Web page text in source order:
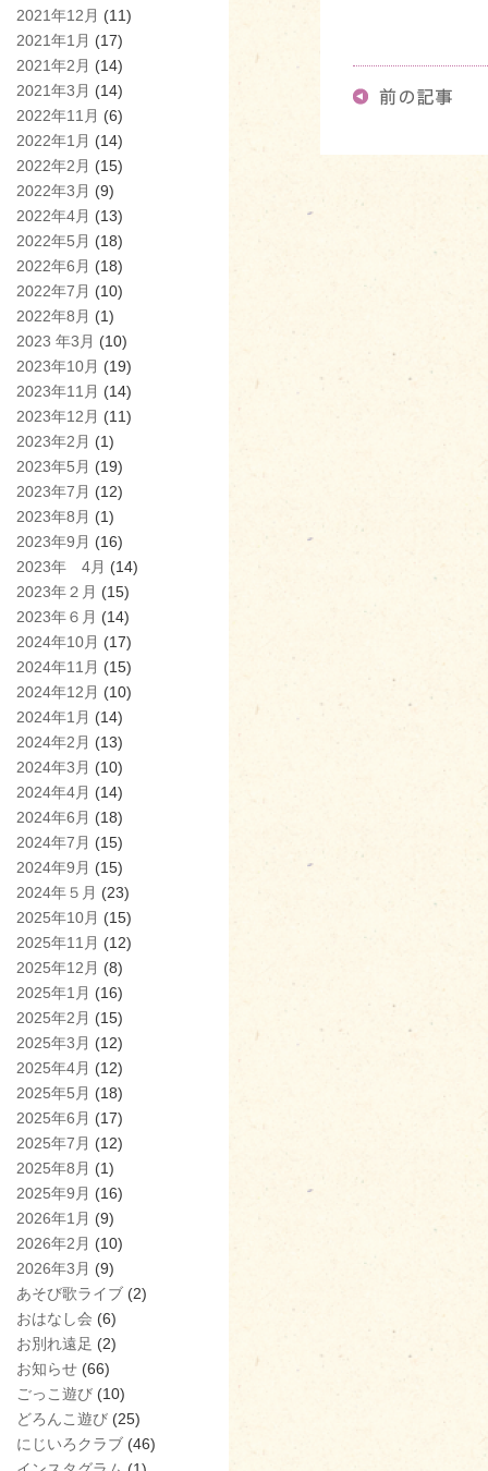
2021年12月 (11)
2021年1月 (17)
2021年2月 (14)
2021年3月 (14)
2022年11月 (6)
2022年1月 (14)
2022年2月 (15)
2022年3月 (9)
2022年4月 (13)
2022年5月 (18)
2022年6月 (18)
2022年7月 (10)
2022年8月 (1)
2023 年3月 (10)
2023年10月 (19)
2023年11月 (14)
2023年12月 (11)
2023年2月 (1)
2023年5月 (19)
2023年7月 (12)
2023年8月 (1)
2023年9月 (16)
2023年 4月 (14)
2023年２月 (15)
2023年６月 (14)
2024年10月 (17)
2024年11月 (15)
2024年12月 (10)
2024年1月 (14)
2024年2月 (13)
2024年3月 (10)
2024年4月 (14)
2024年6月 (18)
2024年7月 (15)
2024年9月 (15)
2024年５月 (23)
2025年10月 (15)
2025年11月 (12)
2025年12月 (8)
2025年1月 (16)
2025年2月 (15)
2025年3月 (12)
2025年4月 (12)
2025年5月 (18)
2025年6月 (17)
2025年7月 (12)
2025年8月 (1)
2025年9月 (16)
2026年1月 (9)
2026年2月 (10)
2026年3月 (9)
あそび歌ライブ (2)
おはなし会 (6)
お別れ遠足 (2)
お知らせ (66)
ごっこ遊び (10)
どろんこ遊び (25)
にじいろクラブ (46)